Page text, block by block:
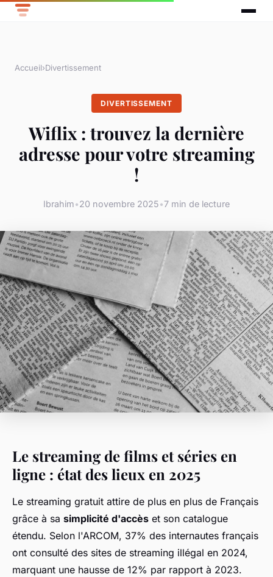
Accueil›Divertissement
DIVERTISSEMENT
Wiflix : trouvez la dernière
adresse pour votre streaming
!
Ibrahim•20 novembre 2025•7 min de lecture
Le streaming de films et séries en
ligne : état des lieux en 2025
Le streaming gratuit attire de plus en plus de Français
grâce à sa simplicité d'accès et son catalogue
étendu. Selon l'ARCOM, 37% des internautes français
ont consulté des sites de streaming illégal en 2024,
marquant une hausse de 12% par rapport à 2023.